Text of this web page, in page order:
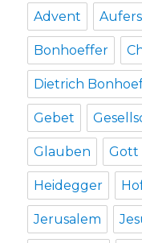
Advent
Bonhoeffer
Dietrich
Gebet
Glauben Gott
Heidegger
Jerusalem